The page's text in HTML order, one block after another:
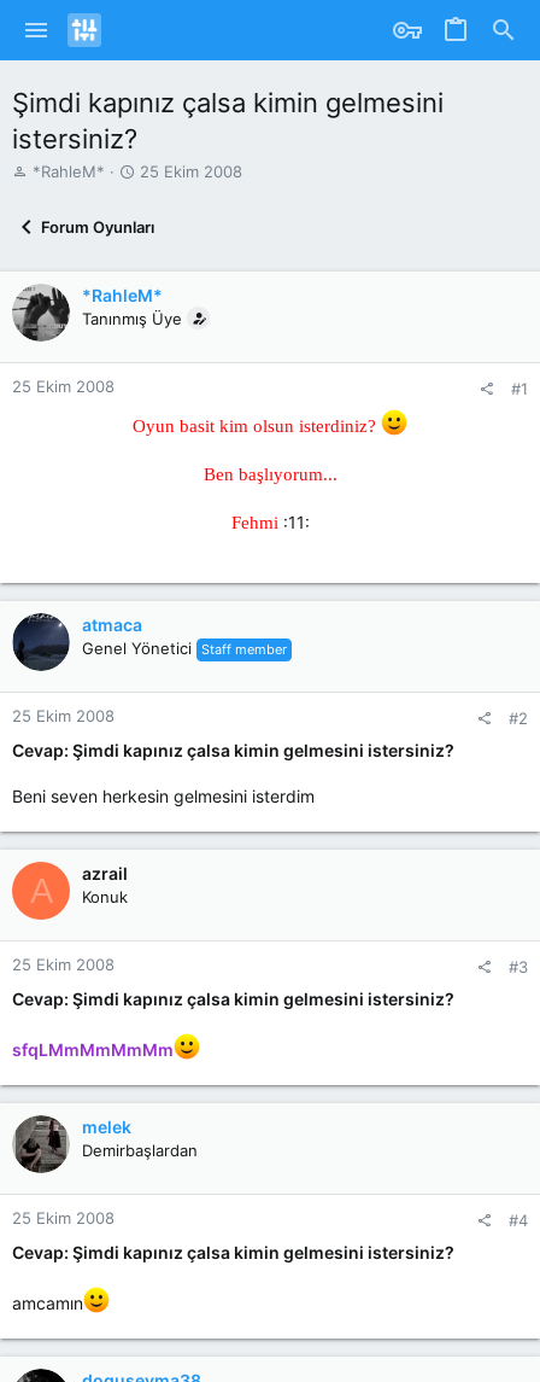
Şimdi kapınız çalsa kimin gelmesini
istersiniz?
K
b
a
ş
l
a
*RahleM*
B
l
g
ı
T
i
25 Ekim 2008
Forum Oyunları
*RahleM*
Tanınmış Üye
25 Ekim 2008
#1
Oyun basit kim olsun isterdiniz?
Ben başlıyorum...
Fehmi :11:
atmaca
Genel Yönetici Staff member
25 Ekim 2008 #2
Cevap: Şimdi kapınız çalsa kimin gelmesini istersiniz?
Beni seven herkesin gelmesini isterdim
A azrail
Konuk
25 Ekim 2008 #3
Cevap: Şimdi kapınız çalsa kimin gelmesini istersiniz?
sfqLMmMmMmMm
melek
Demirbaşlardan
25 Ekim 2008 #4
Cevap: Şimdi kapınız çalsa kimin gelmesini istersiniz?
amcamın